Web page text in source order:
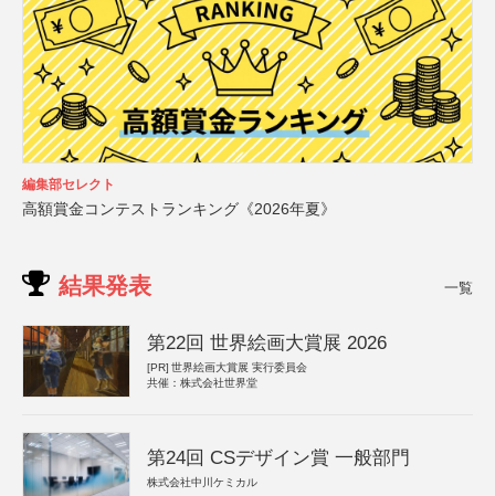
編集部セレクト
高額賞金コンテストランキング《2026年夏》
結果発表 一覧
第22回 世界絵画大賞展 2026
[PR] 世界絵画大賞展 実行委員会
共催：株式会社世界堂
第24回 CSデザイン賞 一般部門
株式会社中川ケミカル